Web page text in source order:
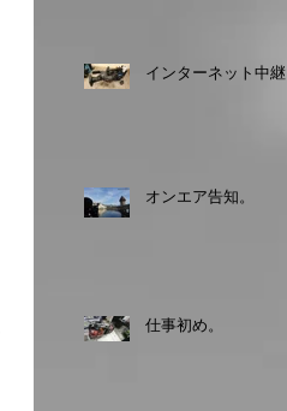
インターネット中継
オンエア告知。
仕事初め。